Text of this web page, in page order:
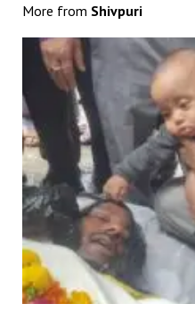
More from Shivpuri